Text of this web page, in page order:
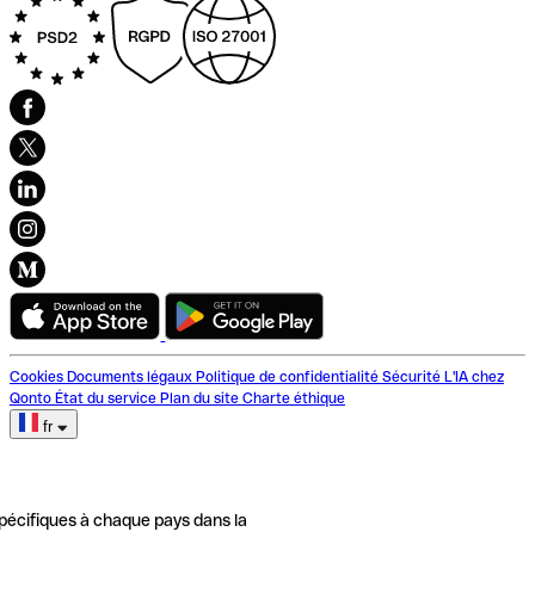
Cookies Documents légaux Politique de confidentialité Sécurité L'IA chez
Qonto État du service Plan du site Charte éthique
fr
à chaque pays dans la